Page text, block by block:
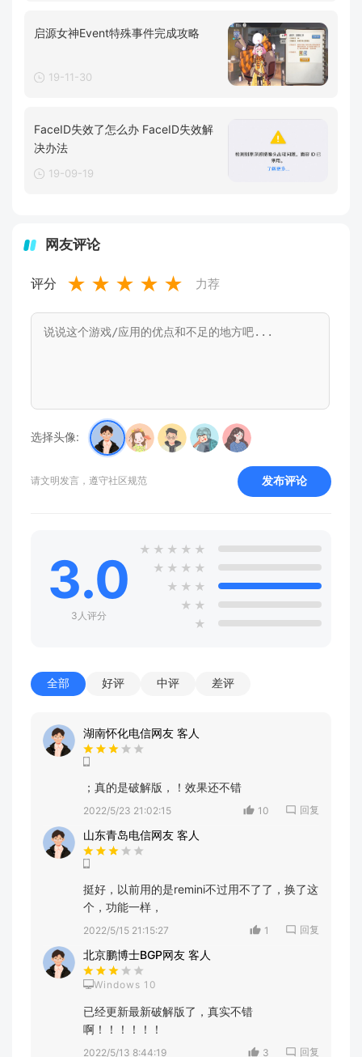
启源女神Event特殊事件完成攻略
19-11-30
FaceID失效了怎么办 FaceID失效解
决办法
19-09-19
网友评论
评分 ★ ★ ★ ★ ★ 力荐
选择头像:
请文明发言，遵守社区规范 发布评论
3.0
3人评分
★ ★ ★ ★ ★
★ ★ ★ ★
★ ★ ★
★ ★
★
全部 好评 中评 差评
湖南怀化电信网友 客人
；真的是破解版，！效果还不错
2022/5/23 21:02:15 10 回复
山东青岛电信网友 客人
挺好，以前用的是remini不过用不了了，换了这
个，功能一样，
2022/5/15 21:15:27 1 回复
北京鹏博士BGP网友 客人
Windows 10
已经更新最新破解版了，真实不错
啊！！！！！！
2022/5/13 8:44:19 3 回复